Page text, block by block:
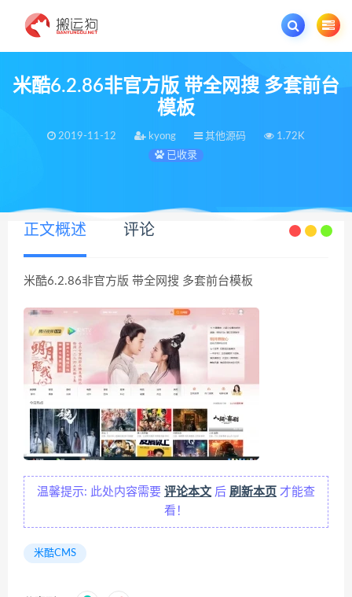
欢迎您光临搬运狗资源网，本站秉承服务宗旨 履行“站长”责任，销售只是起点 服
米酷6.2.86非官方版 带全网搜 多套前台
模板
2019-11-12 kyong 其他源码
1.72K
已收录
正文概述 评论
米酷6.2.86非官方版 带全网搜 多套前台模板
温馨提示: 此处内容需要 评论本文 后 刷新本页 才能查
看！
米酷CMS